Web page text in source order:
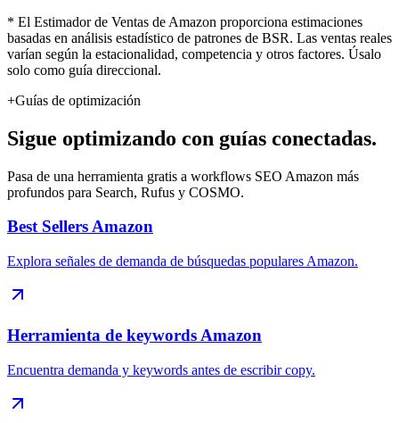
* El Estimador de Ventas de Amazon proporciona estimaciones
basadas en análisis estadístico de patrones de BSR. Las ventas reales
varían según la estacionalidad, competencia y otros factores. Úsalo
solo como guía direccional.
+Guías de optimización
Sigue optimizando con guías conectadas.
Pasa de una herramienta gratis a workflows SEO Amazon más
profundos para Search, Rufus y COSMO.
Best Sellers Amazon
Explora señales de demanda de búsquedas populares Amazon.
Herramienta de keywords Amazon
Encuentra demanda y keywords antes de escribir copy.